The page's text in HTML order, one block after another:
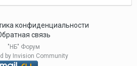
конфиденциальности
связь
"НБ" Форум
by Invision Community